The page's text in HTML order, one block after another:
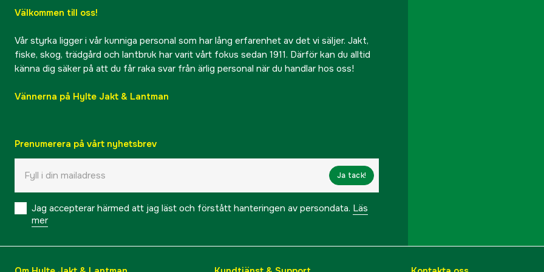
Välkommen till oss!
Vår styrka ligger i vår kunniga personal som har lång erfarenhet av det vi säljer. Jakt,
fiske, skog, trädgård och lantbruk har varit vårt fokus sedan 1911. Därför kan du alltid
känna dig säker på att du får raka svar från ärlig personal när du handlar hos oss!
Vännerna på Hylte Jakt & Lantman
Prenumerera på vårt nyhetsbrev
Ja tack!
Jag accepterar härmed att jag läst och förstått hanteringen av persondata. Läs
mer